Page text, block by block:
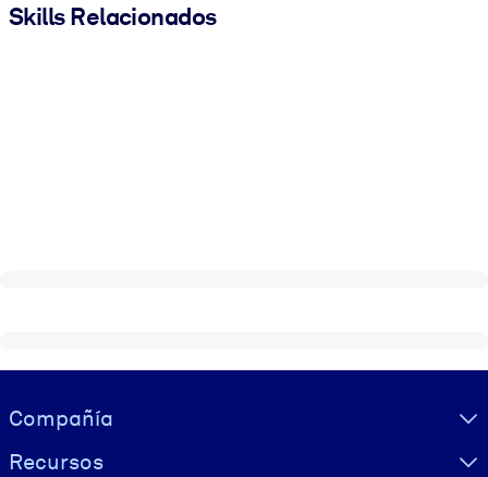
Skills Relacionados
Visually hidden Text
Compañía
Recursos